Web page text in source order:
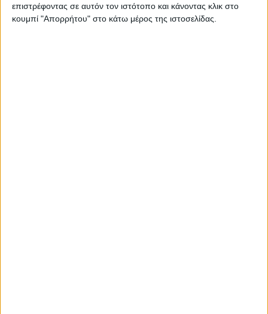
επιστρέφοντας σε αυτόν τον ιστότοπο και κάνοντας κλικ στο
κουμπί "Απορρήτου" στο κάτω μέρος της ιστοσελίδας.
ΑΓΩΝ στο Google News!
Όλες οι εξελίξεις στην περιοχή της